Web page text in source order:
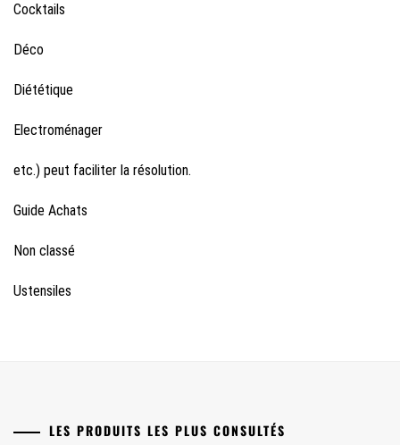
Cocktails
Déco
Diététique
Electroménager
etc.) peut faciliter la résolution.
Guide Achats
Non classé
Ustensiles
LES PRODUITS LES PLUS CONSULTÉS